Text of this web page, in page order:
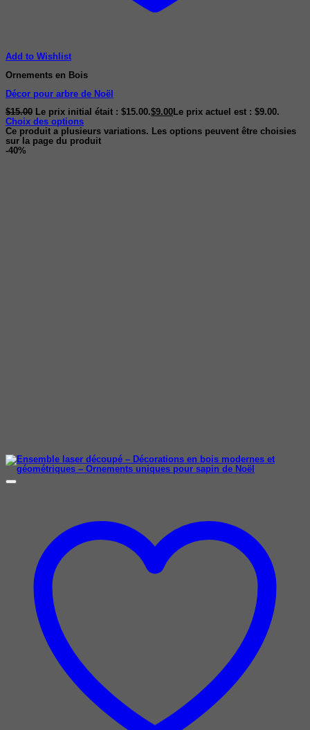
Add to Wishlist
Ornements en Bois
Décor pour arbre de Noël
$15.00 Le prix initial était : $15.00.$9.00 Le prix actuel est : $9.00.
Choix des options
Ce produit a plusieurs variations. Les options peuvent être choisies
sur la page du produit
-40%